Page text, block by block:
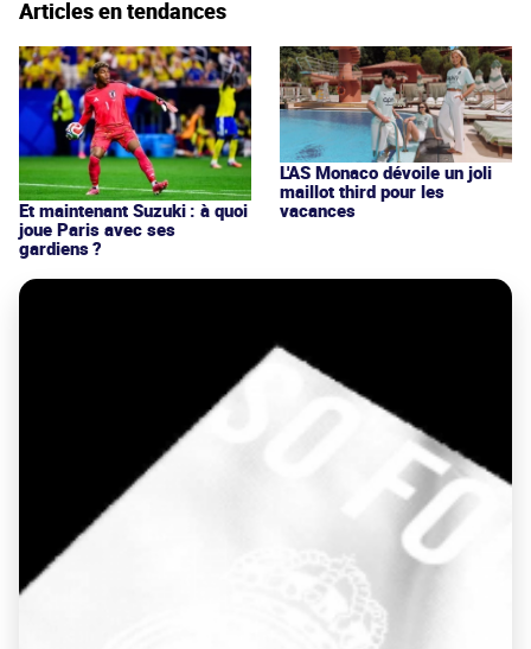
Articles en tendances
Et maintenant Suzuki : à quoi
joue Paris avec ses
gardiens ?
L'AS Monaco dévoile un joli
maillot third pour les
vacances